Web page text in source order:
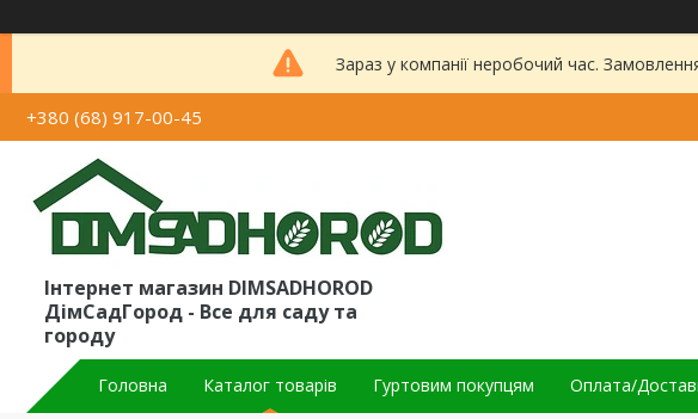
Зараз у компанії неробочий час.
+380 (68) 917-00-45
Інтернет магазин DIMSADHOROD
ДімСадГород - Все для саду та
городу
Головна Каталог товарів Гуртовим покупцям Оплата/